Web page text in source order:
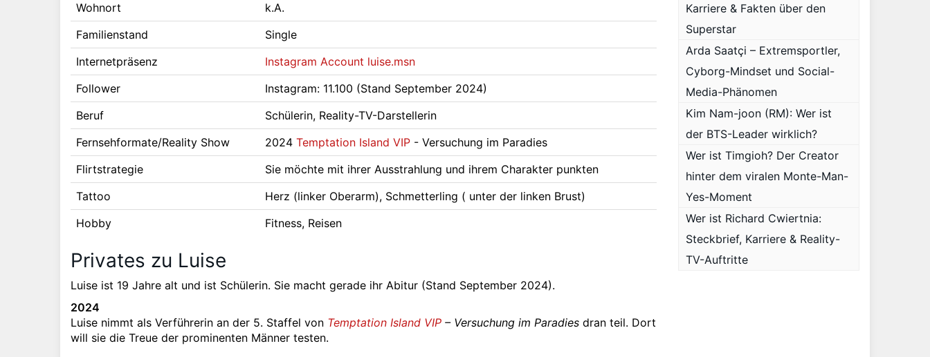
Wohnort
k.A.
Familienstand
Single
Internetpräsenz
Instagram Account luise.msn
Follower
Instagram: 11.100 (Stand September 2024)
Beruf
Schülerin, Reality-TV-Darstellerin
Fernsehformate/Reality Show
2024Temptation Island VIP - Versuchung im Paradies
Flirtstrategie
Sie möchte mit ihrer Ausstrahlung und ihrem Charakter punkten
Tattoo
Herz (linker Oberarm), Schmetterling ( unter der linken Brust)
Hobby
Fitness, Reisen
Privates zu Luise
Luise ist 19 Jahre alt und ist Schülerin. Sie macht gerade ihr Abitur (Stand September 2024).
2024
Luise nimmt als Verführerin an der 5. Staffel von Temptation Island VIP – Versuchung im Paradies dran teil. Dort
will sie die Treue der prominenten Männer testen.
Karriere & Fakten über den
Superstar
Arda Saatçi – Extremsportler,
Cyborg-Mindset und Social-
Media-Phänomen
Kim Nam-joon (RM): Wer ist
der BTS-Leader wirklich?
Wer ist Timgioh? Der Creator
hinter dem viralen Monte-Man-
Yes-Moment
Wer ist Richard Cwiertnia:
Steckbrief, Karriere & Reality-
TV-Auftritte